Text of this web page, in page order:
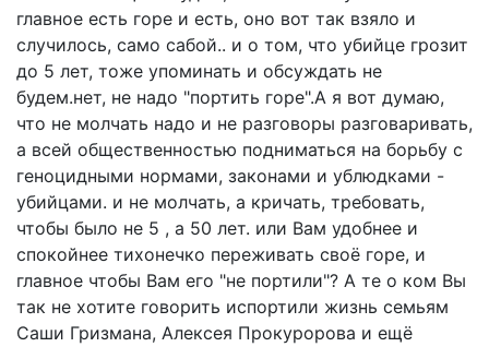
главное есть горе и есть, оно вот так взяло и
случилось, само сабой.. и о том, что убийце грозит
до 5 лет, тоже упоминать и обсуждать не
будем.нет, не надо "портить горе".А я вот думаю,
что не молчать надо и не разговоры разговаривать,
а всей общественностью подниматься на борьбу с
геноцидными нормами, законами и ублюдками -
убийцами. и не молчать, а кричать, требовать,
чтобы было не 5 , а 50 лет. или Вам удобнее и
спокойнее тихонечко переживать своё горе, и
главное чтобы Вам его "не портили"? А те о ком Вы
так не хотите говорить испортили жизнь семьям
Саши Гризмана, Алексея Прокуророва и ещё